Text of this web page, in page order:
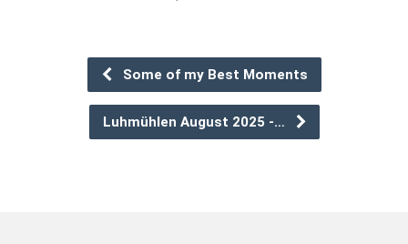
Some of my Best Moments
Luhmühlen August 2025 -…